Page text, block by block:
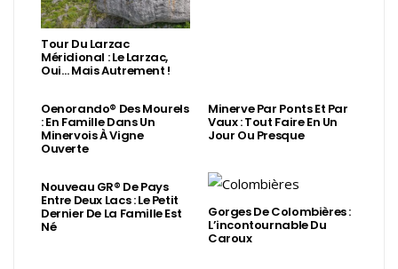
Tour Du Larzac
Méridional : Le Larzac,
Oui… Mais Autrement !
Oenorando® Des Mourels
: En Famille Dans Un
Minervois À Vigne
Ouverte
Minerve Par Ponts Et Par
Vaux : Tout Faire En Un
Jour Ou Presque
Nouveau GR® De Pays
Entre Deux Lacs : Le Petit
Dernier De La Famille Est
Né
Gorges De Colombières :
L’incontournable Du
Caroux